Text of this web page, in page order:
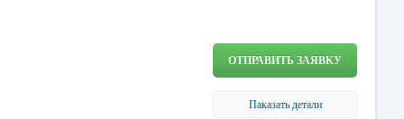
ОТПРАВИТЬ ЗАЯВКУ
Паказать детали